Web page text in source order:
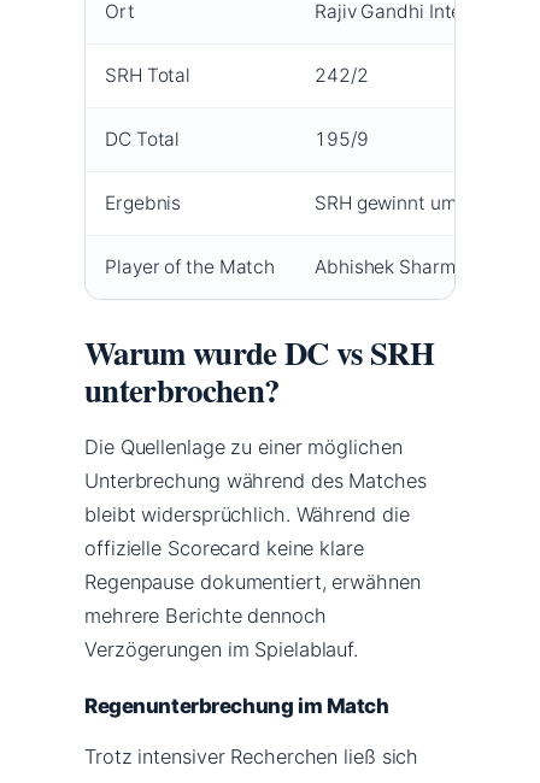
Ort Rajiv Gandhi
SRH Total 242/2
DC Total 195/9
Ergebnis SRH gewinnt um 47 Runs
Player of the Match Abhishek Sharma (SRH)
Warum wurde DC vs SRH
unterbrochen?
Die Quellenlage zu einer möglichen
Unterbrechung während des Matches
bleibt widersprüchlich. Während die
offizielle Scorecard keine klare
Regenpause dokumentiert, erwähnen
mehrere Berichte dennoch
Verzögerungen im Spielablauf.
Regenunterbrechung im Match
Trotz intensiver Recherchen ließ sich